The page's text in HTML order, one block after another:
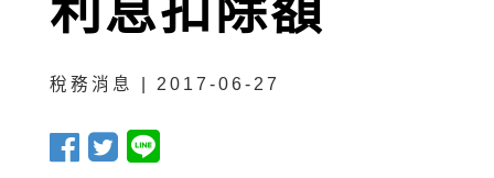
稅務消息 | 2017-06-27